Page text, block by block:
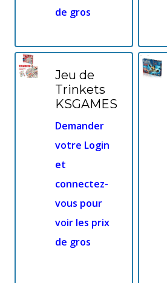
de gros
Jeu de
Trinkets
KSGAMES
Demander
votre Login
et
connectez-
vous pour
voir les prix
de gros